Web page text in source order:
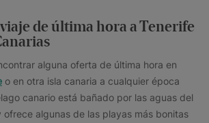
de última hora a Tenerife
alguna oferta de última hora en
o en otra isla canaria a cualquier época
canario está bañado por las aguas del
ofrece algunas de las playas más bonitas